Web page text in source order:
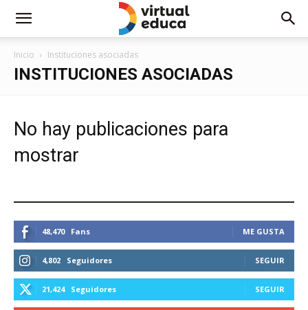
Inicio Instituciones asociadas
INSTITUCIONES ASOCIADAS
No hay publicaciones para
mostrar
48,470 Fans ME GUSTA
4,802 Seguidores SEGUIR
21,424 Seguidores SEGUIR